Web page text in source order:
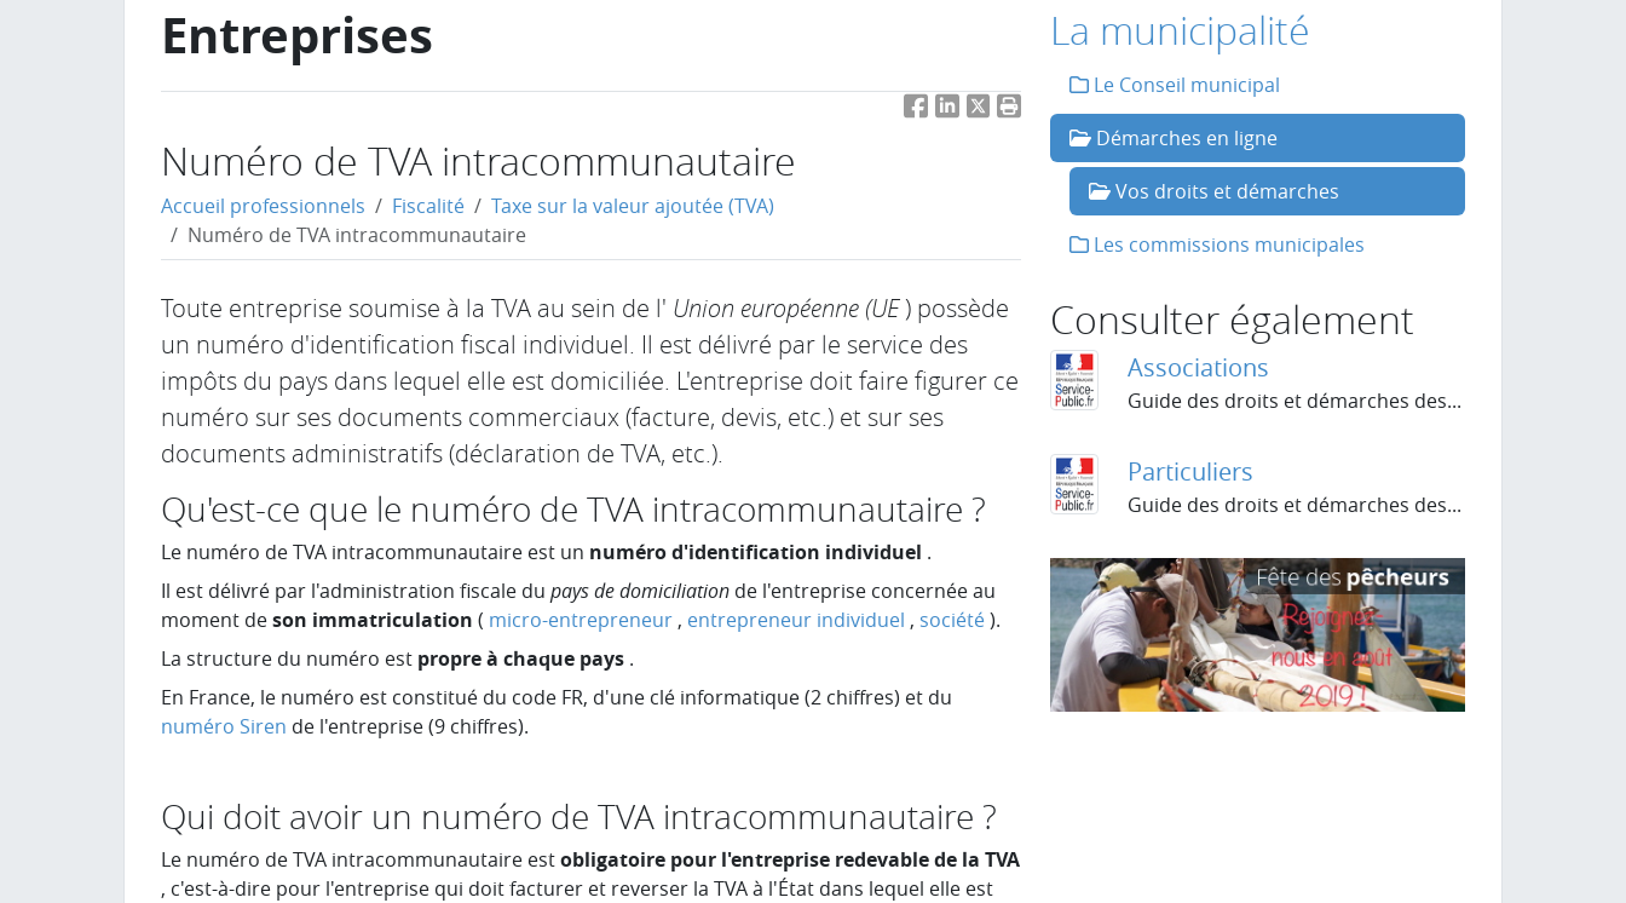
Entreprises
FacebookLinkedIn
TwitterImprimer la page
Numéro de TVA intracommunautaire
Accueil professionnels Fiscalité
Taxe sur la valeur ajoutée (TVA)
Numéro de TVA intracommunautaire
Toute entreprise soumise à la TVA au sein de l' Union européenne (UE) possède
un numéro d'identification fiscal individuel. Il est délivré par le service des
impôts du pays dans lequel elle est domiciliée. L'entreprise doit faire figurer ce
numéro sur ses documents commerciaux (facture, devis, etc.) et sur ses
documents administratifs (déclaration de TVA, etc.).
Qu'est-ce que le numéro de TVA intracommunautaire ?
Le numéro de TVA intracommunautaire est un numéro d'identification individuel .
Il est délivré par l'administration fiscale du pays de domiciliation de l'entreprise concernée au
moment deson immatriculation ( micro-entrepreneur , entrepreneur individuel , société).
La structure du numéro est propre à chaque pays .
En France, le numéro est constitué du code FR, d'une clé informatique (2 chiffres) et du
numéro Siren de l'entreprise (9 chiffres).
Qui doit avoir un numéro de TVA intracommunautaire ?
Le numéro de TVA intracommunautaire estobligatoire pour l'entreprise redevable de la TVA
, c'est-à-dire pour l'entreprise qui doit facturer et reverser la TVA à l'État dans lequel elle est
La municipalité
Le Conseil municipal
Démarches en ligne
Vos droits et démarches
Les commissions municipales
Consulter également
Associations
Guide des droits et démarches des...
Particuliers
Guide des droits et démarches des...